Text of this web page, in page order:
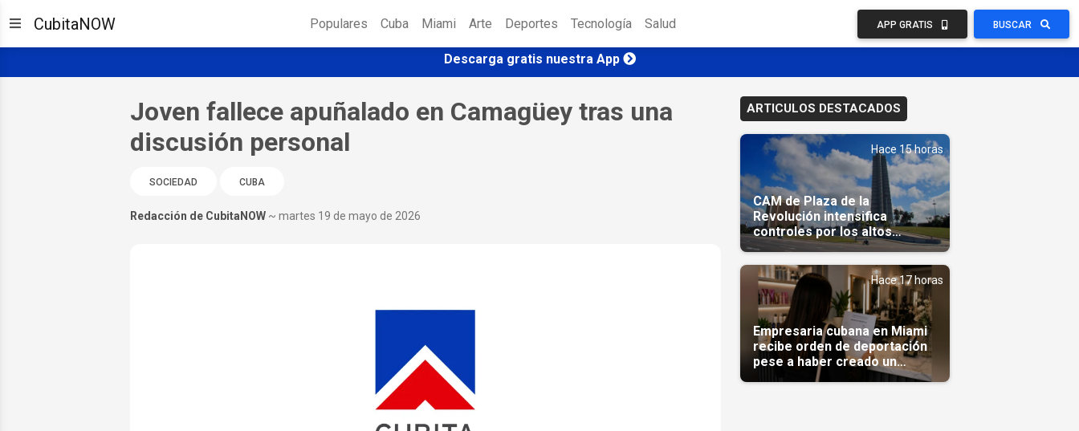
CubitaNOW Populares Cuba Miami Arte Deportes Tecnología Salud APP GRATIS BUSCAR
Descarga gratis nuestra App
Joven fallece apuñalado en Camagüey tras una
discusión personal
SOCIEDAD CUBA
Redacción de CubitaNOW ~ martes 19 de mayo de 2026
ARTICULOS DESTACADOS
Hace 15 horas
CAM de Plaza de la
Revolución intensifica
controles por los altos
precios en las Mipymes
Hace 17 horas
Empresaria cubana en Miami
recibe orden de deportación
pese a haber creado un